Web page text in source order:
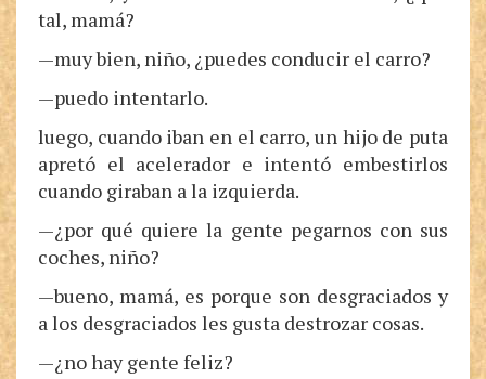
tal, mamá?
—muy bien, niño, ¿puedes conducir el carro?
—puedo intentarlo.
luego, cuando iban en el carro, un hijo de puta
apretó el acelerador e intentó embestirlos
cuando giraban a la izquierda.
—¿por qué quiere la gente pegarnos con sus
coches, niño?
—bueno, mamá, es porque son desgraciados y
a los desgraciados les gusta destrozar cosas.
—¿no hay gente feliz?